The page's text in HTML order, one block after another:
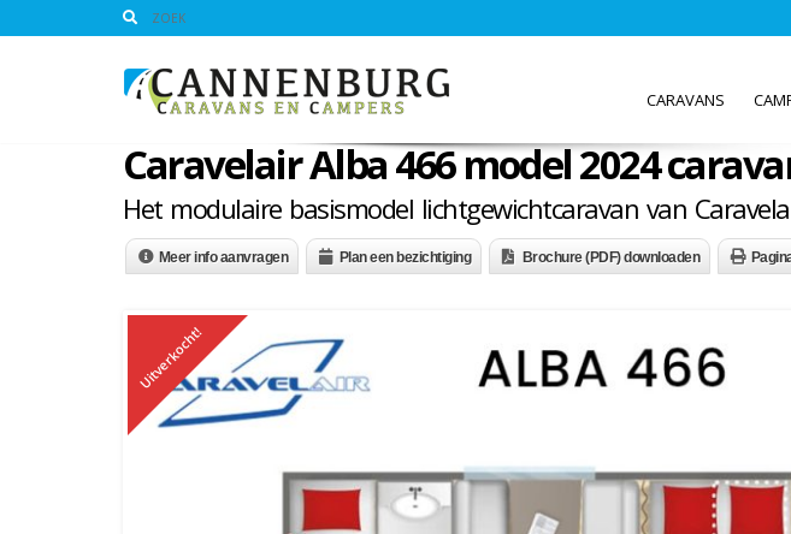
CARAVANS
Caravelair Alba 466 model 2024
Het modulaire basismodel lichtgewichtcaravan van
Meer info aanvragen Plan een bezichtiging Brochure (PDF) downloaden
Uitverkocht!